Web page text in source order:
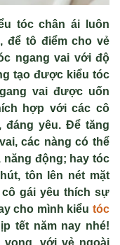
tóc chân ái luôn
để tô điểm cho vẻ
ngang vai với độ
tạo được kiểu tóc
vai được uốn
hợp với các cô
đáng yêu. Để tăng
các nàng có thể
năng động; hay tóc
tôn lên nét mặt
cô gái yêu thích sự
cho mình kiểu tóc
tết năm nay nhé!
vọng, với vẻ ngoài